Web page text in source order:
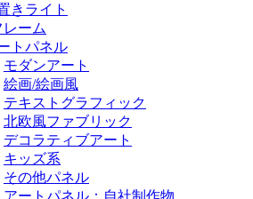
きライト
レーム
トパネル
モダンアート
絵画/絵画風
テキストグラフィック
北欧風ファブリック
デコラティブアート
キッズ系
その他パネル